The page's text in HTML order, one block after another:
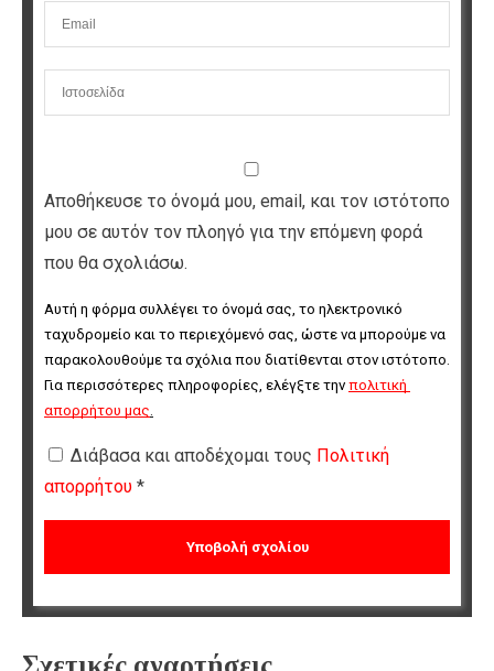
Αποθήκευσε το όνομά μου, email, και τον ιστότοπο
μου σε αυτόν τον πλοηγό για την επόμενη φορά
που θα σχολιάσω.
Αυτή η φόρμα συλλέγει το όνομά σας, το ηλεκτρονικό
ταχυδρομείο και το περιεχόμενό σας, ώστε να μπορούμε να
παρακολουθούμε τα σχόλια που διατίθενται στον ιστότοπο.
Για περισσότερες πληροφορίες, ελέγξτε την πολιτική
απορρήτου μας
Διάβασα και αποδέχομαι τους Πολιτική
απορρήτου *
Σχετικές αναρτήσεις